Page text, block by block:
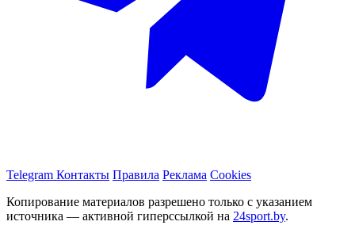
Telegram Контакты Правила Реклама Cookies
Копирование материалов разрешено только с указанием
источника — активной гиперссылкой на 24sport.by.